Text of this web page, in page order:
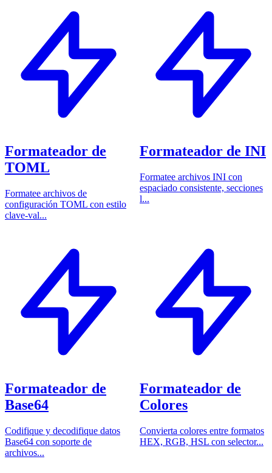
Formateador de
TOML
Formatee archivos de
configuración TOML con estilo
clave-val...
Formateador de INI
Formatee archivos INI con
espaciado consistente, secciones
l...
Formateador de
Base64
Codifique y decodifique datos
Base64 con soporte de
archivos...
Formateador de
Colores
Convierta colores entre formatos
HEX, RGB, HSL con selector...